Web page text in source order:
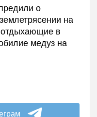
о
на
в
медуз на